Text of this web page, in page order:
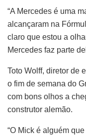
“A Mercedes é uma
alcançaram na
claro que estou a
Mercedes faz parte
Toto Wolff, diretor de
o fim de semana do
com bons olhos a
construtor alemão.
“O Mick é alguém